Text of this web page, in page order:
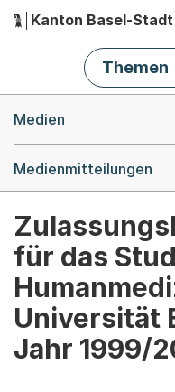
Hauptnavigation
Kanton Basel-Stadt
Themen
Medien
Medienmitteilungen
für das
Universität
Jahr 1999/